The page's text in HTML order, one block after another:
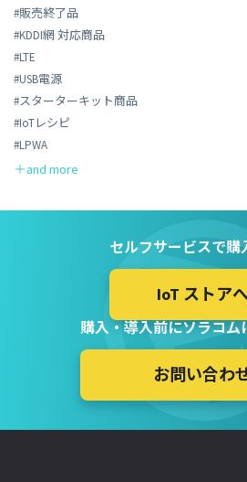
#販売終了品
#KDDI網 対応商品
#LTE
#USB電源
#スターターキット商品
#IoTレシピ
#LPWA
セルフサービスで購
IoT ストア
購入・導入前にソラコム
お問い合わ